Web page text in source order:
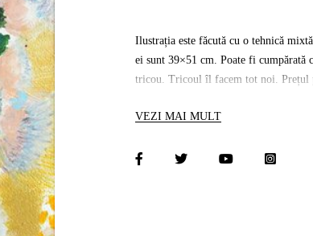
Ilustrația este făcută cu o tehnică
ei sunt 39×51 cm. Poate fi cumpărată
tricou. Tricoul îl facem tot noi. Prețul
VEZI MAI MULT